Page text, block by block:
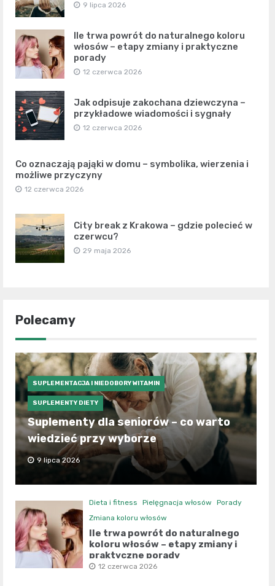
9 lipca 2026
Ile trwa powrót do naturalnego koloru
włosów – etapy zmiany i praktyczne
porady
12 czerwca 2026
Jak odpisuje zakochana dziewczyna –
przykładowe wiadomości i sygnały
12 czerwca 2026
Co oznaczają pająki w domu – symbolika, wierzenia i
możliwe przyczyny
12 czerwca 2026
City break z Krakowa – gdzie polecieć w
czerwcu?
29 maja 2026
Polecamy
SUPLEMENTACJA I NIEDOBORY WITAMIN
SUPLEMENTY DIETY
Suplementy dla seniorów – co warto
wiedzieć przy wyborze
9 lipca 2026
Dieta i fitness Pielęgnacja włosów
Porady
Zmiana koloru włosów
Ile trwa powrót do naturalnego
koloru włosów – etapy zmiany i
praktyczne porady
12 czerwca 2026